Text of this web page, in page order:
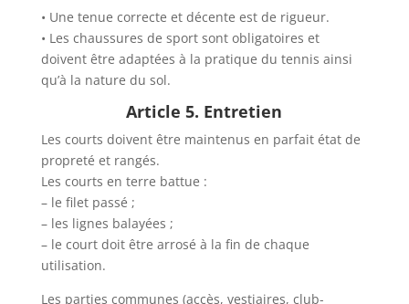
• Une tenue correcte et décente est de rigueur.
• Les chaussures de sport sont obligatoires et
doivent être adaptées à la pratique du tennis ainsi
qu’à la nature du sol.
Article 5. Entretien
Les courts doivent être maintenus en parfait état de
propreté et rangés.
Les courts en terre battue :
– le filet passé ;
– les lignes balayées ;
– le court doit être arrosé à la fin de chaque
utilisation.
Les parties communes (accès, vestiaires, club-